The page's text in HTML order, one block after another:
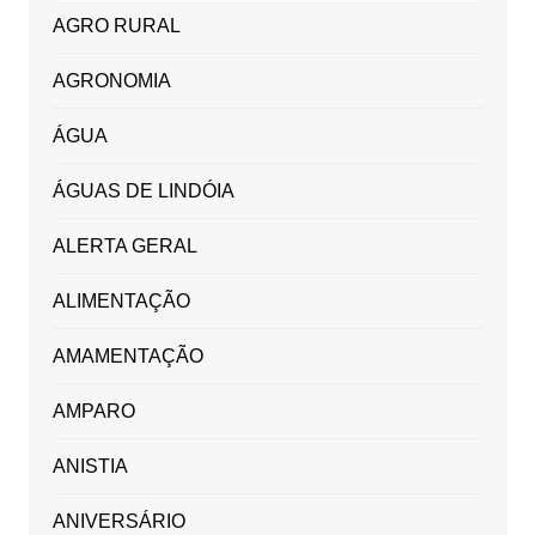
AGRO RURAL
AGRONOMIA
ÁGUA
ÁGUAS DE LINDÓIA
ALERTA GERAL
ALIMENTAÇÃO
AMAMENTAÇÃO
AMPARO
ANISTIA
ANIVERSÁRIO